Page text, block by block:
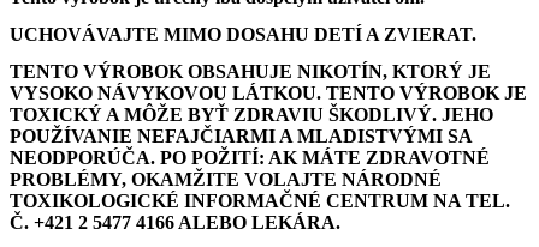
UCHOVÁVAJTE MIMO DOSAHU DETÍ A ZVIERAT.
TENTO VÝROBOK OBSAHUJE NIKOTÍN, KTORÝ JE
VYSOKO NÁVYKOVOU LÁTKOU. TENTO VÝROBOK JE
TOXICKÝ A MÔŽE BYŤ ZDRAVIU ŠKODLIVÝ. JEHO
POUŽÍVANIE NEFAJČIARMI A MLADISTVÝMI SA
NEODPORÚČA. PO POŽITÍ: AK MÁTE ZDRAVOTNÉ
PROBLÉMY, OKAMŽITE VOLAJTE NÁRODNÉ
TOXIKOLOGICKÉ INFORMAČNÉ CENTRUM NA TEL.
Č. +421 2 5477 4166 ALEBO LEKÁRA.